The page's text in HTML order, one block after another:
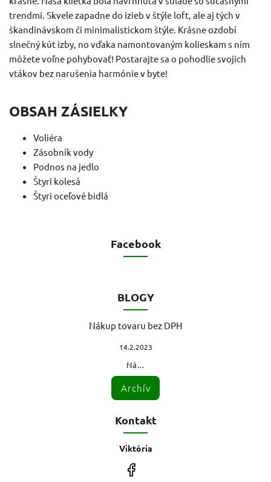
trendmi. Skvele zapadne do izieb v štýle loft, ale aj tých v
škandinávskom či minimalistickom štýle. Krásne ozdobí
slnečný kút izby, no vďaka namontovaným kolieskam s ním
môžete voľne pohybovať! Postarajte sa o pohodlie svojich
vtákov bez narušenia harmónie v byte!
OBSAH ZÁSIELKY
Voliéra
Zásobník vody
Podnos na jedlo
Štyri kolesá
Štyri oceľové bidlá
Facebook
BLOGY
Nákup tovaru bez DPH
14.2.2023
Ná...
Archív
Kontakt
Viktória